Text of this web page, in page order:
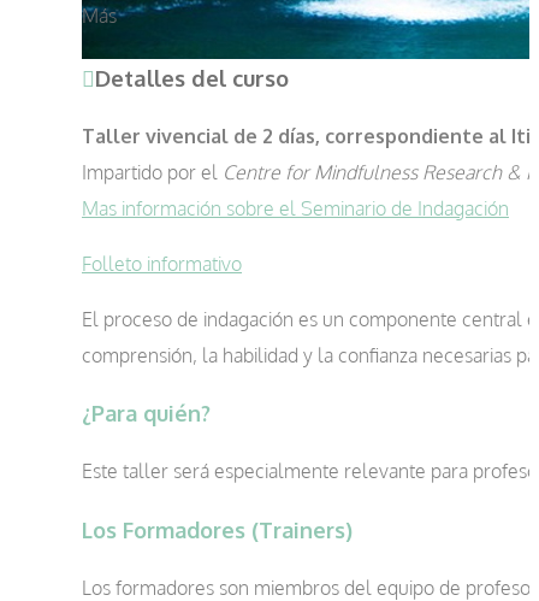
Más
Detalles del curso
Taller vivencial de 2 días, correspondiente al
Impartido por el Centre for Mindfulness Research &
Mas información sobre el Seminario de Indagación
Folleto informativo
El proceso de indagación es un componente central
comprensión, la habilidad y la confianza necesarias
¿Para quién?
Este taller será especialmente relevante para
Los Formadores (Trainers)
Los formadores son miembros del equipo de